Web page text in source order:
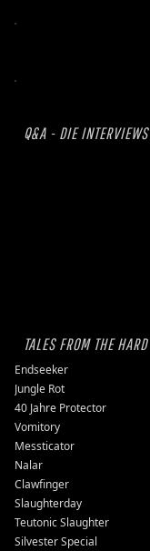
Q&A - DIE INTERVIEWS
TALES FROM THE
Endseeker
Jungle Rot
40 Jahre Protector
Vomitory
Messticator
Nalar
Clawfinger
Slaughterday
Teutonic Slaughter
Silvester Special